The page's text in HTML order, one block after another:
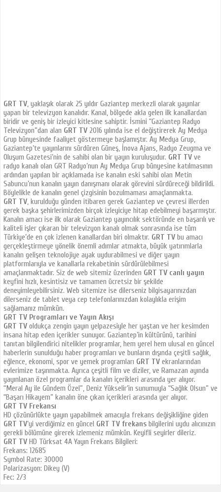
GRT TV, yaklaşık olarak 25 yıldır Gaziantep merkezli olarak yayınlar
yapan bir televizyon kanalıdır. Kanal, bölgede akla gelen ilk kanallardan
biridir ve geniş bir izleyici kitlesine sahiptir. İsmini “Gaziantep Radyo
Televizyon”dan alan GRT TV 2016 yılında ise el değiştirerek Ay Medya
Grup bünyesinde faaliyet göstermeye başlamıştır. Ay Medya Grup,
Gaziantep’te yayınlarını sürdüren Güneş, İnova Ajans, Radyo Zeugma ve
Oluşum Gazetesi’nin de sahibi olan bir yayın kuruluşudur. GRT TV ve
radyo kanalı olan GRT Radyo’nun Ay Medya Grup bünyesine katılmasının
ardından yapılan bir açıklamada ise kanalın eski sahibi olan Metin
Sabuncu’nun kanalın yayın danışmanı olarak görevini sürdüreceği bildirildi.
Böylelikle de kanalın genel çizgisinin bozulmaması amaçlanmakta.
GRT TV, kurulduğu günden itibaren gerek Gaziantep ve çevresi illerden
gerek başka şehirlerimizden birçok izleyiciye hitap edebilmeyi başarmıştır.
Kanalın amacı ise ilk olarak Gaziantep yayıncılık sektöründe en başarılı ve
kaliteli işler çıkaran bir televizyon kanalı olmak sonrasında ise tüm
Türkiye’de en çok izlenen kanallardan biri olmaktır. GRT TV bu amacı
gerçekleştirmeye yönelik önemli adımlar atmakta, büyük yatırımlarla
kanalın gelişen teknolojiye ayak uydurabilmesi ve diğer yayın
platformlarıyla ve kanallarla rekabetinin sürdürülebilmesi
amaçlanmaktadır. Siz de web sitemiz üzerinden GRT TV canlı yayın
keyfini hızlı, kesintisiz ve tamamen ücretsiz bir şekilde
deneyimleyebilirsiniz. Web sitemize ise dilerseniz bilgisayarınızdan
dilerseniz de tablet veya cep telefonlarınızdan kolaylıkla erişim
sağlamanız mümkün.
GRT TV Programları ve Yayın Akışı
GRT TV oldukça zengin yayın yelpazesiyle her yaştan ve her kesimden
insana hitap eden içerikler sunuyor. Gaziantep’in kültürünü, tarihini
tanıtan bilgilendirici nitelikler programlar, hem yerel hem ulusal en güncel
haberlerin sunulduğu haber programları ve bunların dışında çeşitli sağlık,
eğlence, ekonomi, spor ve yemek programları GRT TV ekranlarından
evlerimize taşınmakta. Ayrıca çeşitli film ve diziler, ve Ramazan ayında
yayınlanan özel programlar da kanalın içerikleri arasında yer alıyor.
“Meral Ay ile Gündem Özel”, Deniz Yükselir’in sunumuyla “Sağlık Olsun” ve
“Başarı Hikayem” kanalın öne çıkan içerikleri arasında yer alıyor.
GRT TV Frekansı
HD çözünürlükte yayın yapabilmek amacıyla frekans değişikliğine giden
GRT TV’yi verdiğimiz en güncel GRT TV frekans bilgilerini uydu alıcınızın
gerekli bölümüne girerek izlemeniz mümkün. Keyifli seyirler dileriz.
GRT TV HD Türksat 4A Yayın Frekans Bilgileri:
Frekans: 12685
Symbol Rate: 30000
Polarizasyon: Dikey (V)
Fec: 2/3